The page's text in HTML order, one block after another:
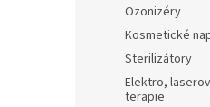
Ozonizéry
Kosmetické
Sterilizátory
Elektro,
terapie